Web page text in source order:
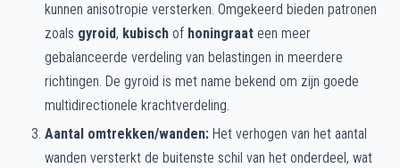
kunnen anisotropie versterken. Omgekeerd bieden patronen
zoals gyroid, kubischof honingraateen meer
gebalanceerde verdeling van belastingen in meerdere
richtingen. De gyroid is met name bekend om zijn goede
multidirectionele krachtverdeling.
Aantal omtrekken/wanden:Het verhogen van het aantal
wanden versterkt de buitenste schil van het onderdeel, wat